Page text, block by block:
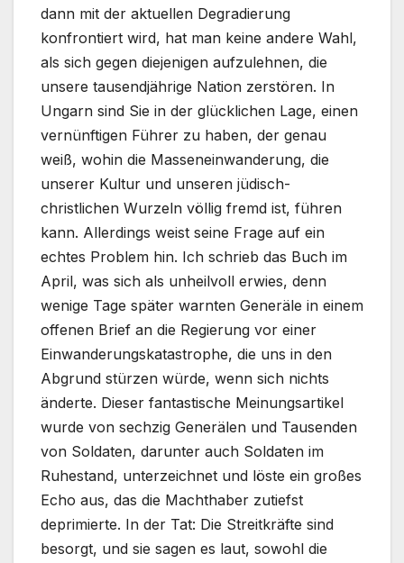
dann mit der aktuellen Degradierung
konfrontiert wird, hat man keine andere Wahl,
als sich gegen diejenigen aufzulehnen, die
unsere tausendjährige Nation zerstören. In
Ungarn sind Sie in der glücklichen Lage, einen
vernünftigen Führer zu haben, der genau
weiß, wohin die Masseneinwanderung, die
unserer Kultur und unseren jüdisch-
christlichen Wurzeln völlig fremd ist, führen
kann. Allerdings weist seine Frage auf ein
echtes Problem hin. Ich schrieb das Buch im
April, was sich als unheilvoll erwies, denn
wenige Tage später warnten Generäle in einem
offenen Brief an die Regierung vor einer
Einwanderungskatastrophe, die uns in den
Abgrund stürzen würde, wenn sich nichts
änderte. Dieser fantastische Meinungsartikel
wurde von sechzig Generälen und Tausenden
von Soldaten, darunter auch Soldaten im
Ruhestand, unterzeichnet und löste ein großes
Echo aus, das die Machthaber zutiefst
deprimierte. In der Tat: Die Streitkräfte sind
besorgt, und sie sagen es laut, sowohl die